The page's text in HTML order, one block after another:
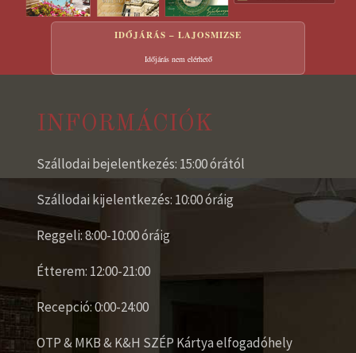
IDŐJÁRÁS – LAJOSMIZSE
Időjárás nem elérhető
INFORMÁCIÓK
Szállodai bejelentkezés: 15:00 órától
Szállodai kijelentkezés: 10:00 óráig
Reggeli: 8:00-10:00 óráig
Étterem: 12:00-21:00
Recepció: 0:00-24:00
OTP & MKB & K&H SZÉP Kártya elfogadóhely